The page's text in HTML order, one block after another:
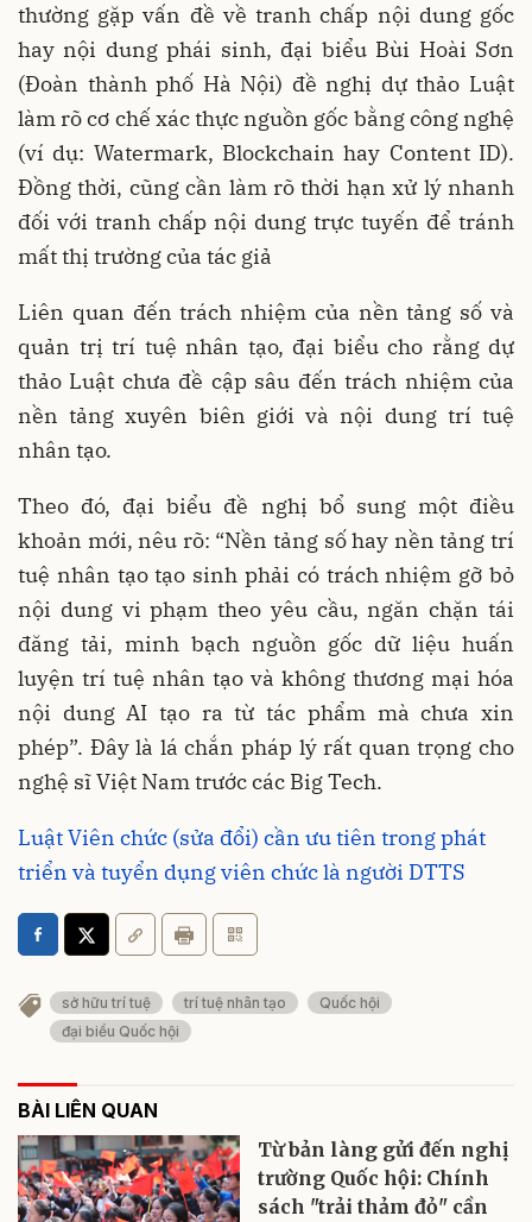
thường gặp vấn đề về tranh chấp nội dung gốc
hay nội dung phái sinh, đại biểu Bùi Hoài Sơn
(Đoàn thành phố Hà Nội) đề nghị dự thảo Luật
làm rõ cơ chế xác thực nguồn gốc bằng công nghệ
(ví dụ: Watermark, Blockchain hay Content ID).
Đồng thời, cũng cần làm rõ thời hạn xử lý nhanh
đối với tranh chấp nội dung trực tuyến để tránh
mất thị trường của tác giả
Liên quan đến trách nhiệm của nền tảng số và
quản trị trí tuệ nhân tạo, đại biểu cho rằng dự
thảo Luật chưa đề cập sâu đến trách nhiệm của
nền tảng xuyên biên giới và nội dung trí tuệ
nhân tạo.
Theo đó, đại biểu đề nghị bổ sung một điều
khoản mới, nêu rõ: “Nền tảng số hay nền tảng trí
tuệ nhân tạo tạo sinh phải có trách nhiệm gỡ bỏ
nội dung vi phạm theo yêu cầu, ngăn chặn tái
đăng tải, minh bạch nguồn gốc dữ liệu huấn
luyện trí tuệ nhân tạo và không thương mại hóa
nội dung AI tạo ra từ tác phẩm mà chưa xin
phép”. Đây là lá chắn pháp lý rất quan trọng cho
nghệ sĩ Việt Nam trước các Big Tech.
Luật Viên chức (sửa đổi) cần ưu tiên trong phát
triển và tuyển dụng viên chức là người DTTS
sở hữu trí tuệ trí tuệ nhân tạo
Quốc hội
đại biểu Quốc hội
BÀI LIÊN QUAN
Từ bản làng gửi đến nghị
trường Quốc hội: Chính
sách "trải thảm đỏ" cần